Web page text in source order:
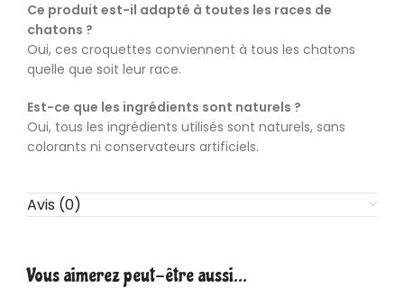
Ce produit est-il adapté à toutes les races de
chatons ?
Oui, ces croquettes conviennent à tous les chatons
quelle que soit leur race.
Est-ce que les ingrédients sont naturels ?
Oui, tous les ingrédients utilisés sont naturels, sans
colorants ni conservateurs artificiels.
Avis (0)
Vous aimerez peut-être aussi…